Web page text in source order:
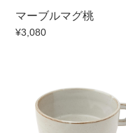
マーブルマグ桃
¥3,080